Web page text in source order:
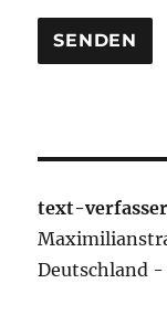
text-
Deutschland